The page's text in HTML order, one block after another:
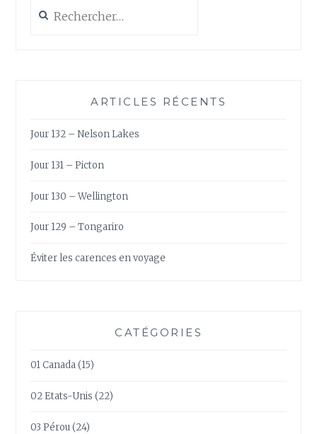
ARTICLES RÉCENTS
Jour 132 – Nelson Lakes
Jour 131 – Picton
Jour 130 – Wellington
Jour 129 – Tongariro
Éviter les carences en voyage
CATÉGORIES
01 Canada(15)
02 Etats-Unis (22)
03 Pérou(24)